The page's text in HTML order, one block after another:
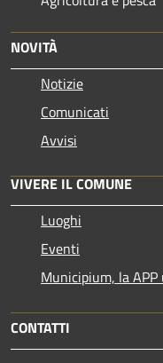
NOVITÀ
Notizie
Comunicati
Avvisi
VIVERE IL COMUNE
Luoghi
Eventi
Municipium, la
CONTATTI